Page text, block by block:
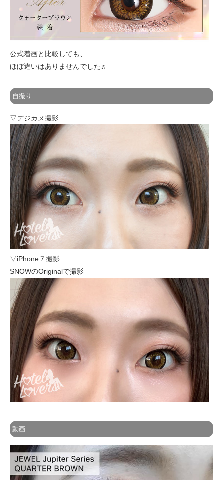
公式着画と比較しても、
ほぼ違いはありませんでした♬
自撮り
▽デジカメ撮影
▽iPhone７撮影
SNOWのOriginalで撮影
動画